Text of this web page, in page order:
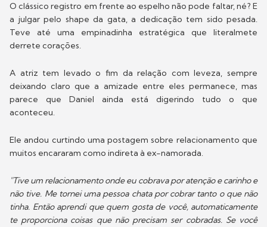
O clássico registro em frente ao espelho não pode faltar, né? E
a julgar pelo shape da gata, a dedicação tem sido pesada.
Teve até uma empinadinha estratégica que literalmete
derrete corações.
A atriz tem levado o fim da relação com leveza, sempre
deixando claro que a amizade entre eles permanece, mas
parece que Daniel ainda está digerindo tudo o que
aconteceu.
Ele andou curtindo uma postagem sobre relacionamento que
muitos encararam como indireta à ex-namorada.
"Tive um relacionamento onde eu cobrava por atenção e carinho e
não tive. Me tornei uma pessoa chata por cobrar tanto o que não
tinha. Então aprendi que quem gosta de você, automaticamente
te proporciona coisas que não precisam ser cobradas. Se você